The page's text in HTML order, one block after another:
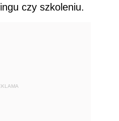
czy szkoleniu.